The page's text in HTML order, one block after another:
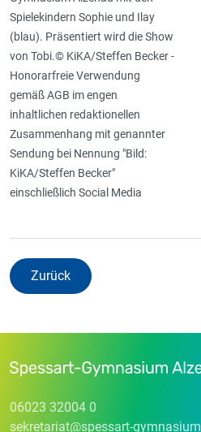
Spielekindern Sophie und Ilay
(blau). Präsentiert wird die Show
von Tobi.© KiKA/Steffen Becker -
Honorarfreie Verwendung
gemäß AGB im engen
inhaltlichen redaktionellen
Zusammenhang mit genannter
Sendung bei Nennung "Bild:
KiKA/Steffen Becker"
einschließlich Social Media
Zurück
06023 32004 0
sekretariat@spessart-gymnasium